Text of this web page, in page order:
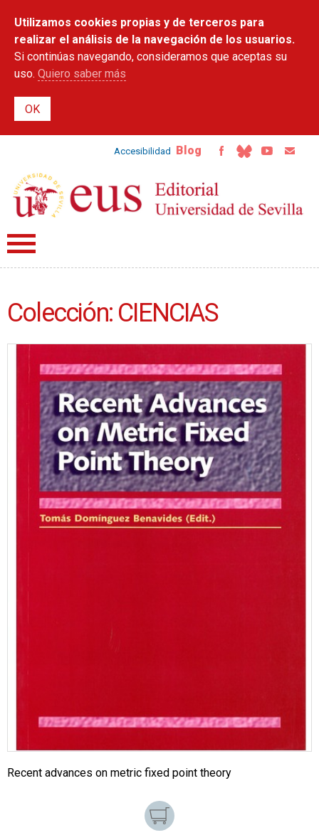
contenido
principal
Utilizamos cookies propias y de terceros para
realizar el análisis de la navegación de los usuarios.
Si continúas navegando, consideramos que aceptas su
uso. Quiero saber más
Accesibilidad Blog
Colección: CIENCIAS
Recent advances on metric fixed point theory